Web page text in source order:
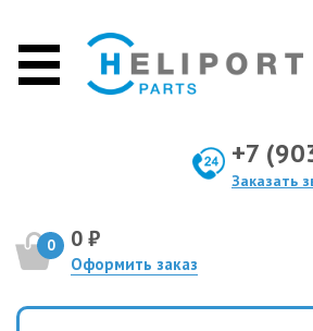
+7
Заказать
0 0 ₽
Оформить заказ